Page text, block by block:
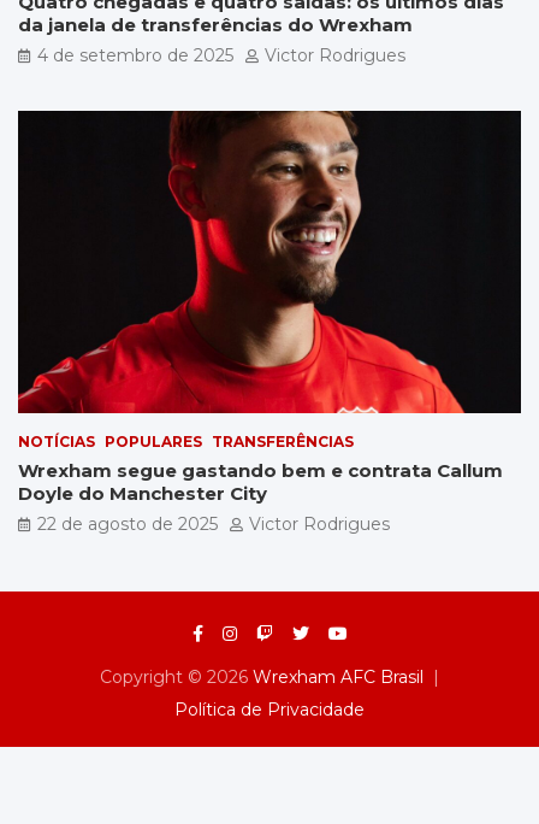
da janela de transferências do Wrexham
4 de setembro de 2025 Victor Rodrigues
NOTÍCIAS POPULARES TRANSFERÊNCIAS
Wrexham segue gastando bem e contrata Callum
Doyle do Manchester City
22 de agosto de 2025 Victor Rodrigues
Copyright © 2026 Wrexham AFC Brasil
Política de Privacidade